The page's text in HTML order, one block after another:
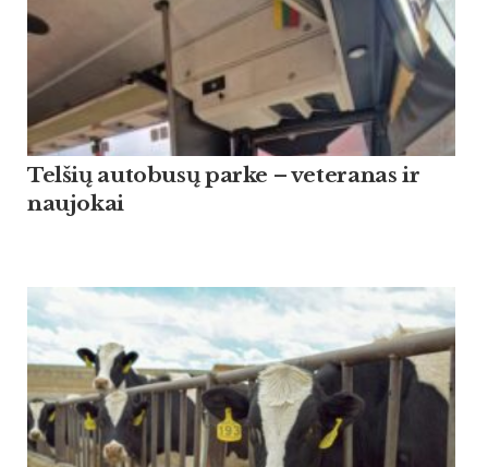
Tel­šių au­to­busų par­ke – ve­te­ra­nas ir
nau­jo­kai